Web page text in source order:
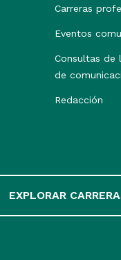
Carreras
Eventos
Consultas de
de
Redacción
EXPLORAR